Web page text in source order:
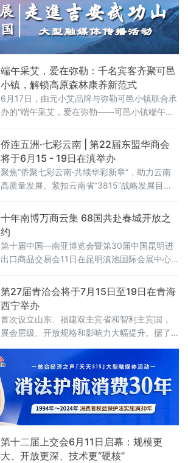
利、虚假购物服务、虚假网络投资理财、冒充
公检
端午采艾，爱在弥勒：千名宾客齐聚可邑
小镇，解锁高原森林康养新范式
6月17日，由元小艾品牌与弥勒可邑小镇联合承
办的“端午采艾，爱在弥勒——可邑小镇端午千
森林康养示范基地——云南省红河州弥勒市可
邑小镇盛大举行。届时，来自全国各地的千名
嘉宾、游客将齐聚这座“吉祥如
侨连五洲·七彩云南 | 第22届东盟华商会
将于6月15 - 19日在滇举办
聚焦“侨聚七彩云南·共续华彩新章”，助力云南
高质量发展。紧扣云南省“3815”战略发展目
独特优势，推动侨界资金、技术与管理经验汇
聚云南，为开创云南发展新局面贡献侨界力
量。
十年南博万商云集 68国共赴春城开放之
约
第十届中国—南亚博览会暨第30届中国昆明进
出口商品交易会11日在昆明滇池国际会展中心
南亚、东南亚及RCEP成员国首次实现全覆盖，
展览规模与国际化程度均创历史新高。本届南
博会以"团结协作、共谋发展"为主题，会期6
天。商务部副部长鄢东在此前国新办发布会上
介绍，2025年中国与南亚国家贸易额突破2000
第27届青洽会将于7月15日至19日在青海
西宁举办
首次设立山东、福建双主宾省和智利主宾国，
展会层级、开放规格和影响力大幅提升。据了
示发展形象的核心平台，事关青海省经济社会
高质量发展。届时，展区将设立主宾国、主宾
省、外省（区、市）、生态文明高地、产业“四
地”
第十二届上交会6月11日启幕：规模更
大、开放更深、技术更“硬核”